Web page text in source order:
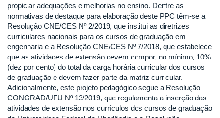
propiciar adequações e melhorias no ensino. Dentre as
normativas de destaque para elaboração deste PPC têm-se a
Resolução CNE/CES Nº 2/2019, que institui as diretrizes
curriculares nacionais para os cursos de graduação em
engenharia e a Resolução CNE/CES Nº 7/2018, que estabelece
que as atividades de extensão devem compor, no mínimo, 10%
(dez por cento) do total da carga horária curricular dos cursos
de graduação e devem fazer parte da matriz curricular.
Adicionalmente, este projeto pedagógico segue a Resolução
CONGRAD/UFU Nº 13/2019, que regulamenta a inserção das
atividades de extensão nos currículos dos cursos de graduação